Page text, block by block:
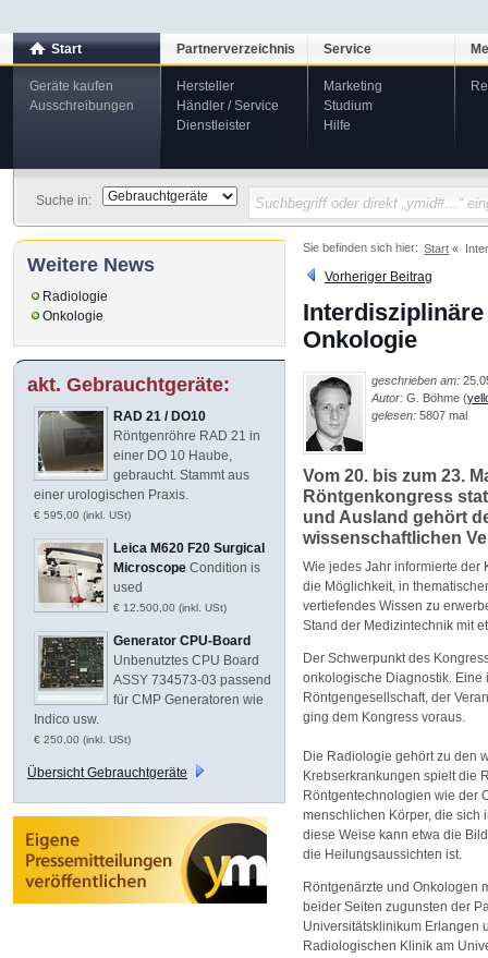
Start
Geräte kaufen
Ausschreibungen
Partnerverzeichnis
Hersteller
Händler / Service
Dienstleister
Service
Marketing
Studium
Hilfe
Suche in:
Sie befinden sich hier: Start
Vorheriger Beitrag
Onkologie
geschrieben am:
Autor: G. Böhme (
gelesen: 5807 mal
Vom 20. bis zum 23.
Röntgenkongress
und Ausland gehört
wissenschaftlichen
Wie jedes Jahr informierte der
die Möglichkeit, in
vertiefendes Wissen zu
Stand der Medizintechnik mit
Der Schwerpunkt des
onkologische Diagnostik. Eine
Röntgengesellschaft, der
ging dem Kongress voraus.
Die Radiologie gehört zu den
Krebserkrankungen spielt die
Röntgentechnologien wie der
menschlichen Körper, die sich
diese Weise kann etwa die
die Heilungsaussichten ist.
Röntgenärzte und Onkologen
beider Seiten zugunsten der
Universitätsklinikum Erlangen
Radiologischen Klinik am
Weitere News
Radiologie
Onkologie
akt. Gebrauchtgeräte:
RAD 21 / DO10
Röntgenröhre RAD 21 in
einer DO 10 Haube,
gebraucht. Stammt aus
einer urologischen Praxis.
€ 595,00 (inkl. USt)
Leica M620 F20 Surgical
Microscope Condition is
used
€ 12.500,00 (inkl. USt)
Generator CPU-Board
Unbenutztes CPU Board
ASSY 734573-03 passend
für CMP Generatoren wie
Indico usw.
€ 250,00 (inkl. USt)
Übersicht Gebrauchtgeräte